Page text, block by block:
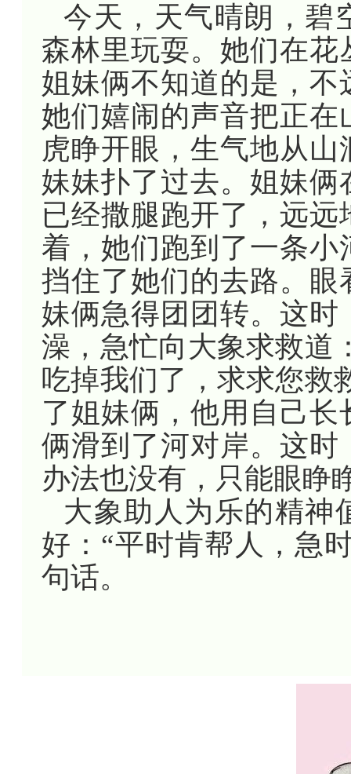
今天，天气晴朗，碧
森林里玩耍。她们在
姐妹俩不知道的是，
她们嬉闹的声音把正
虎睁开眼，生气地从
妹妹扑了过去。姐妹
已经撒腿跑开了，远
着，她们跑到了一条
挡住了她们的去路。
妹俩急得团团转。这
澡，急忙向大象求救道
吃掉我们了，求求您救
了姐妹俩，他用自己
俩滑到了河对岸。这
办法也没有，只能眼睁
大象助人为乐的精神
好：“平时肯帮人，急
句话。